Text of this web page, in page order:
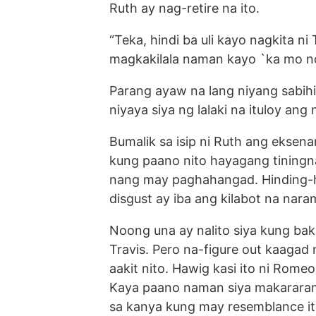
Ruth ay nag-retire na ito.
“Teka, hindi ba uli kayo nagkita
magkakilala naman kayo `ka mo
Parang ayaw na lang niyang
niyaya siya ng lalaki na ituloy ang
Bumalik sa isip ni Ruth ang
kung paano nito hayagang
nang may paghahangad.
disgust ay iba ang kilabot na
Noong una ay nalito siya kung
Travis. Pero na-figure out
aakit nito. Hawig kasi ito ni
Kaya paano naman siya
sa kanya kung may resemblance